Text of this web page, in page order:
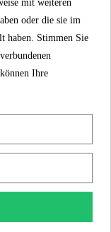
Matt
von 5 Jahren
mit weiteren
oder die sie im
haben. Stimmen Sie
Ihre